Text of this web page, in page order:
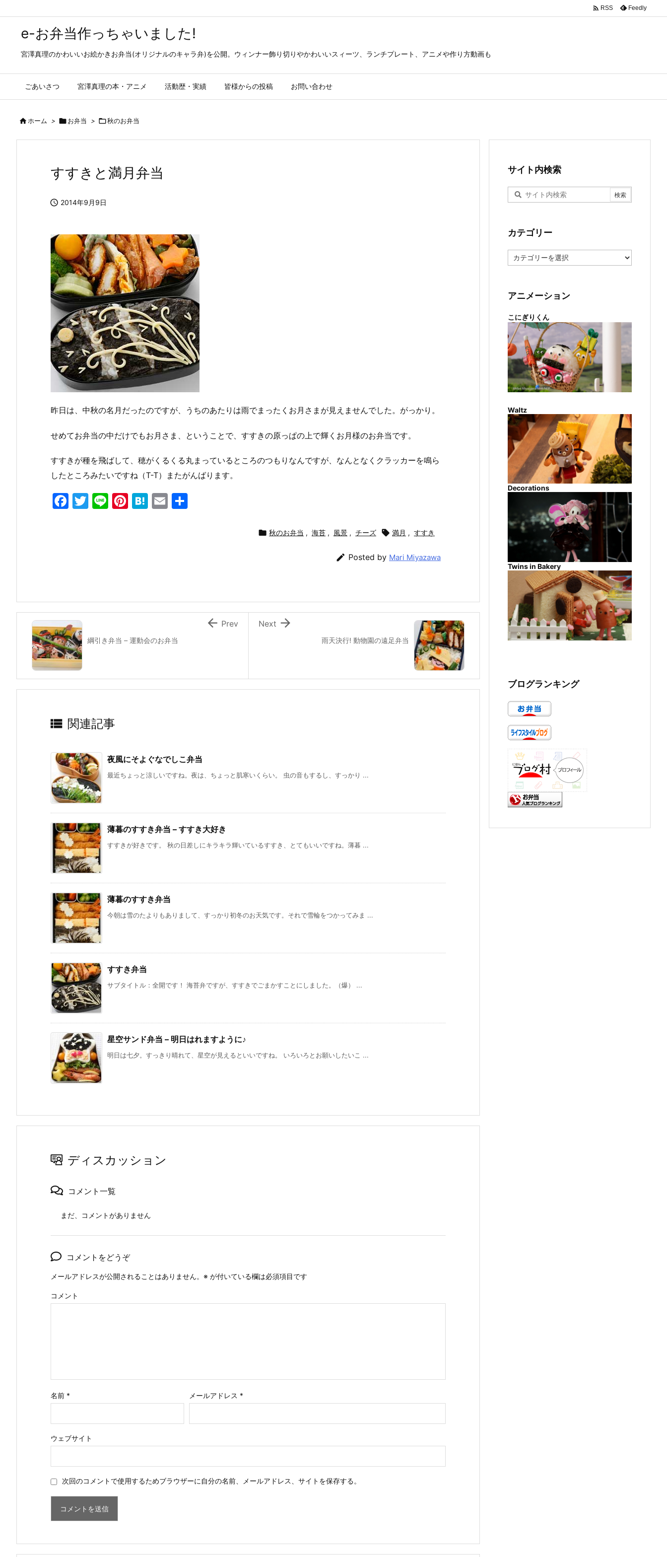
e-お弁当作っちゃいました!
宮澤真理のかわいいお絵かきお弁当(オリジナルのキャラ弁)を公開。ウィンナー飾り切りやかわいいスィーツ、ランチプレート、アニメや作り方動画も
ごあいさつ 宮澤真理の本・アニメ 活動歴・実績 皆様からの投稿 お問い合わせ
 RSS Feedly
ホーム > お弁当 > 秋のお弁当
すすきと満月弁当
 2014年9月9日
昨日は、中秋の名月だったのですが、うちのあたりは雨でまったくお月さまが見えませんでした。がっかり。
せめてお弁当の中だけでもお月さま、ということで、すすきの原っぱの上で輝くお月様のお弁当です。
すすきが種を飛ばして、穂がくるくる丸まっているところのつもりなんですが、なんとなくクラッカーを鳴ら
したところみたいですね（T-T）またがんばります。
F
k
T
Li Pi H
E
 秋のお弁当 , 海苔 , 風景 , チーズ  満月 , すすき
 Posted by Mari Miyazawa
雨天決行! 動物園の遠足弁当

Next
綱引き弁当 – 運動会のお弁当
 Prev
 関連記事
夜風にそよぐなでしこ弁当
最近ちょっと涼しいですね。夜は、ちょっと肌寒いくらい。 虫の音もするし、すっかり ...
薄暮のすすき弁当 – すすき大好き
すすきが好きです。 秋の日差しにキラキラ輝いているすすき、とてもいいですね。薄暮 ...
薄暮のすすき弁当
今朝は雪のたよりもありまして、すっかり初冬のお天気です。それで雪輪をつかってみま ...
すすき弁当
サブタイトル：全開です！ 海苔弁ですが、すすきでごまかすことにしました。（爆） ...
星空サンド弁当 – 明日はれますように♪
明日は七夕。すっきり晴れて、星空が見えるといいですね。 いろいろとお願いしたいこ ...
ディスカッション
コメント一覧
まだ、コメントがありません
コメントをどうぞ
メールアドレスが公開されることはありません。 ※ が付いている欄は必須項目です
コメント
名前 * メールアドレス *
ウェブサイト
次回のコメントで使用するためブラウザーに自分の名前、メールアドレス、サイトを保存する。
サイト内検索
カテゴリー
テ
ー
アニメーション
こにぎりくん
Waltz
Decorations
Twins in Bakery
ブログランキング